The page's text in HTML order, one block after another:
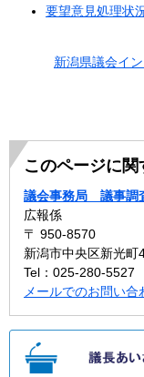
要望意見処理状
新潟県議会イ
このページに
議会事務局 議事調
広報係
〒 950-8570
新潟市中央区新光町
Tel：025-280-5527
メールでのお問い合